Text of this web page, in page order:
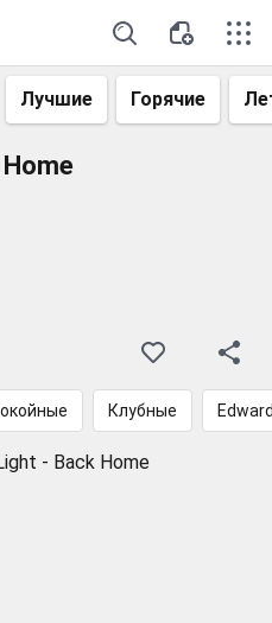
Лучшие Горячие
Клубные
- Back Home